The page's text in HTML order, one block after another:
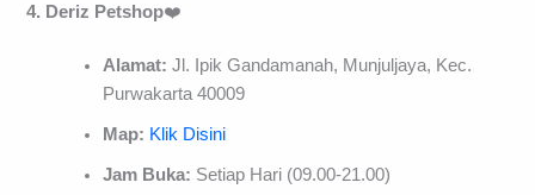
4. Deriz Petshop❤️
Alamat:Jl. Ipik Gandamanah, Munjuljaya, Kec.
Purwakarta 40009
Map: Klik Disini
Jam Buka: Setiap Hari (09.00-21.00)